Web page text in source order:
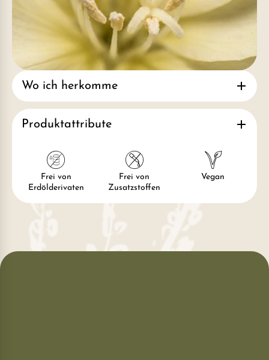
Wo ich herkomme
Produktattribute
Frei von
Erdölderivaten
Frei von
Zusatzstoffen
Vegan